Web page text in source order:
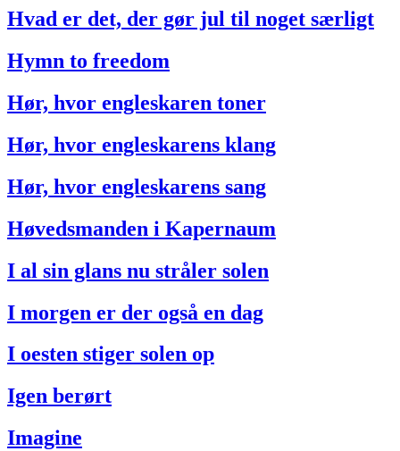
Hvad er det, der gør jul til noget særligt
Hymn to freedom
Hør, hvor engleskaren toner
Hør, hvor engleskarens klang
Hør, hvor engleskarens sang
Høvedsmanden i Kapernaum
I al sin glans nu stråler solen
I morgen er der også en dag
I oesten stiger solen op
Igen berørt
Imagine